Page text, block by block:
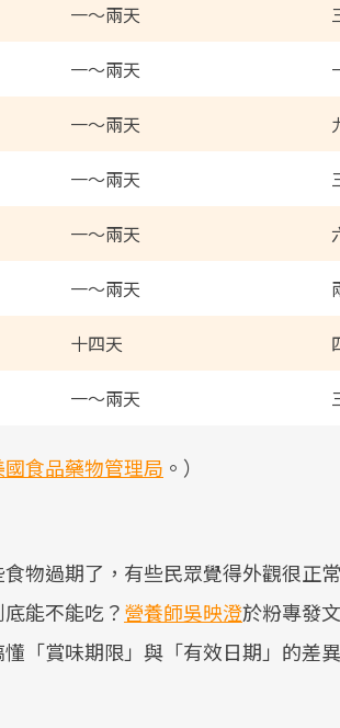
一～兩天
一～兩天
一～兩天
一～兩天
一～兩天
一～兩天
十四天
一～兩天
國食品藥物管理局 。）
物過期了，有些民眾覺得外觀很正
能不能吃？營養師吳映澄於粉專發
「賞味期限」與「有效日期」的差